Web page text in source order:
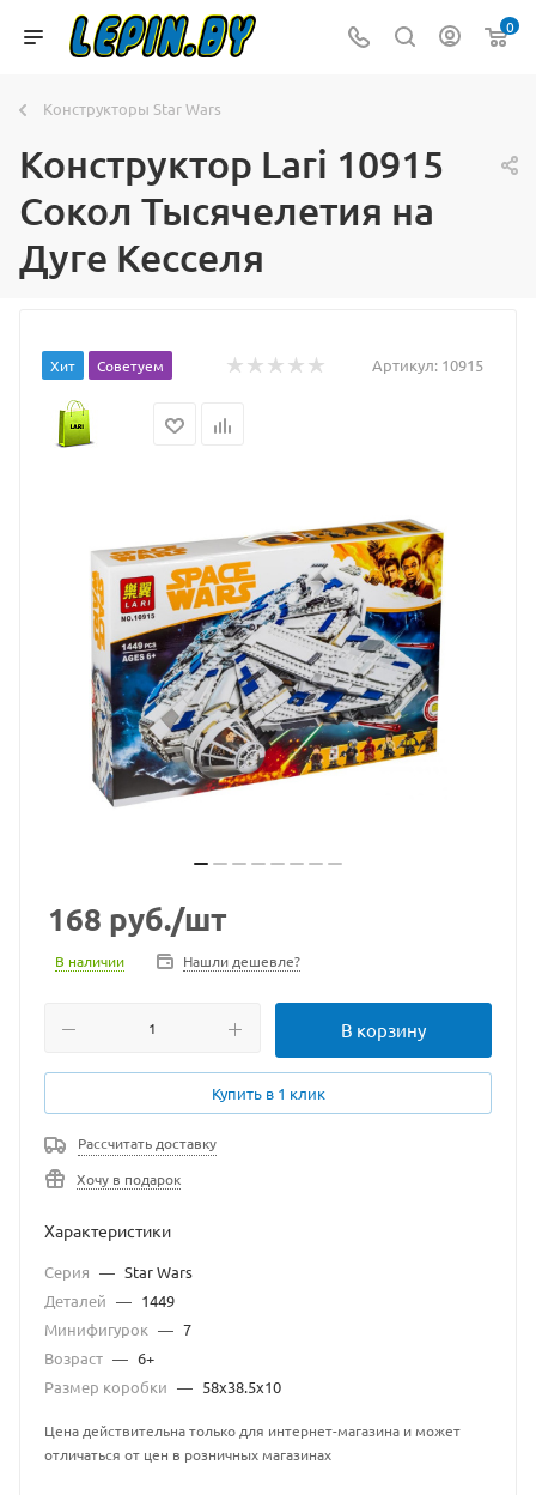
0
Конструкторы Star Wars
Конструктор Lari 10915
Сокол Тысячелетия на
Дуге Кесселя
Хит Советуем Артикул: 10915
168 руб./шт
В наличии Нашли дешевле?
В корзину
Купить в 1 клик
Рассчитать доставку
Хочу в подарок
Характеристики
Серия — Star Wars
Деталей — 1449
Минифигурок — 7
Возраст — 6+
Размер коробки — 58x38.5x10
Цена действительна только для интернет-магазина и может
отличаться от цен в розничных магазинах